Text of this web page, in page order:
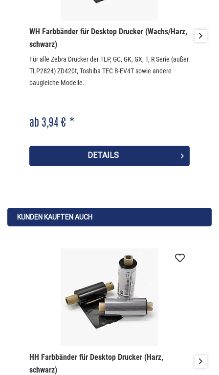
WH Farbbänder für Desktop Drucker (Wachs/Harz,
schwarz)
Für alle Zebra Drucker der TLP, GC, GK, GX, T, R Serie (außer
TLP2824) ZD420t, Toshiba TEC B-EV4T sowie andere
baugleiche Modelle.
ab 3,94 € *
DETAILS
KUNDEN KAUFTEN AUCH
HH Farbbänder für Desktop Drucker (Harz,
schwarz)